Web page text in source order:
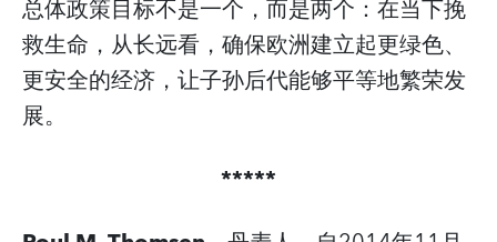
总体政策目标不是一个，而是两个：在当下挽
救生命，从长远看，确保欧洲建立起更绿色、
更安全的经济，让子孙后代能够平等地繁荣发
展。
*****